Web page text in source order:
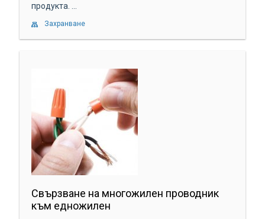
продукта. ...
Захранване
Свързване на многожилен проводник
към едножилен